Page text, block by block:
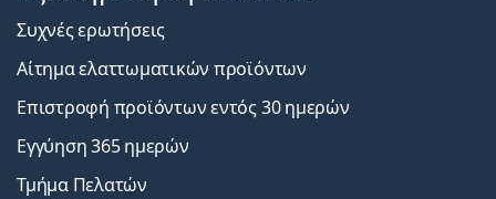
Συχνές ερωτήσεις
Αίτημα ελαττωματικών προϊόντων
Επιστροφή προϊόντων εντός 30 ημερών
Εγγύηση 365 ημερών
Τμήμα Πελατών